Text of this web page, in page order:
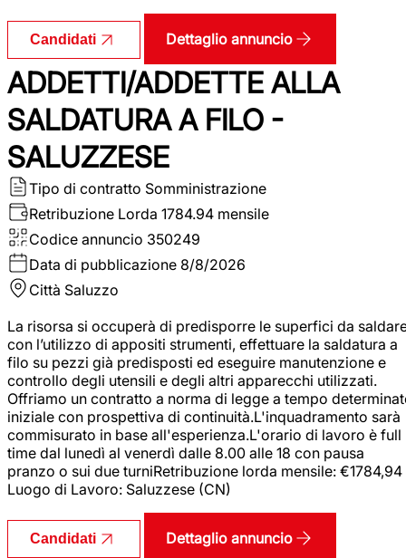
Candidati Dettaglio annuncio
ADDETTI/ADDETTE ALLA
SALDATURA A FILO -
SALUZZESE
Tipo di contratto Somministrazione
Retribuzione Lorda 1784.94 mensile
Codice annuncio 350249
Data di pubblicazione 8/8/2026
Città Saluzzo
La risorsa si occuperà di predisporre le superfici da
con l’utilizzo di appositi strumenti, effettuare la saldatura a
filo su pezzi già predisposti ed eseguire manutenzione e
controllo degli utensili e degli altri apparecchi utilizzati.
Offriamo un contratto a norma di legge a tempo
iniziale con prospettiva di continuità.L'inquadramento sarà
commisurato in base all'esperienza.L'orario di lavoro è full
time dal lunedì al venerdì dalle 8.00 alle 18 con pausa
pranzo o sui due turniRetribuzione lorda mensile: €1784,94
Luogo di Lavoro: Saluzzese (CN)
Candidati Dettaglio annuncio